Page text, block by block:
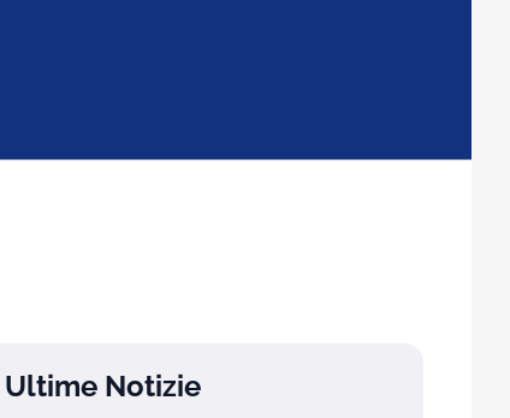
Ultime Notizie